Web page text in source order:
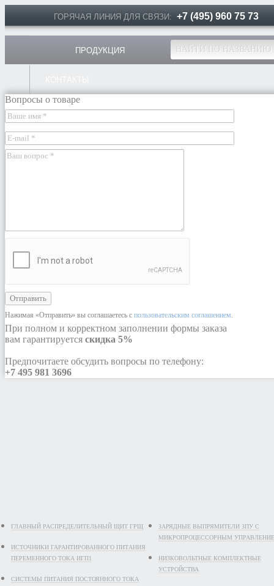
ГОРЯЧАЯ ЛИНИЯ ДЛЯ СВЯЗИ: +7 (495) 960 75 73
ПРОДУКЦИЯ
Вопросы о товаре
Отправить
Нажимая «Отправить» вы соглашаетесь с пользовательским соглашением.
При полном и корректном заполнении формы заказа
вам гарантируется скидка 5%
Предпочитаете обсудить вопросы по телефону:
+7 495 981 3696
ГЛАВНЫЙ РАСПРЕДЕЛИТЕЛЬНЫЙ ЩИТ ГРЩ
ИСТОЧНИКИ ГАРАНТИРОВАННОГО ПИТАНИЯ
ПЕРЕМЕННОГО ТОКА ИГП1
СИСТЕМЫ ПИТАНИЯ ПОСТОЯННОГО ТОКА
ЗАРЯДНЫЕ ВЫПРЯМИТЕЛИ ЗПУ С
МИКРОПРОЦЕССОРНЫМ
НИЗКОВОЛЬТНЫЕ КОМПЛЕКТНЫЕ
УСТРОЙСТВА